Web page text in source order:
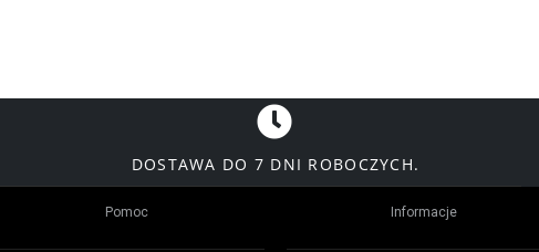
DOSTAWA DO 7 DNI ROBOCZYCH.
Pomoc Informacje